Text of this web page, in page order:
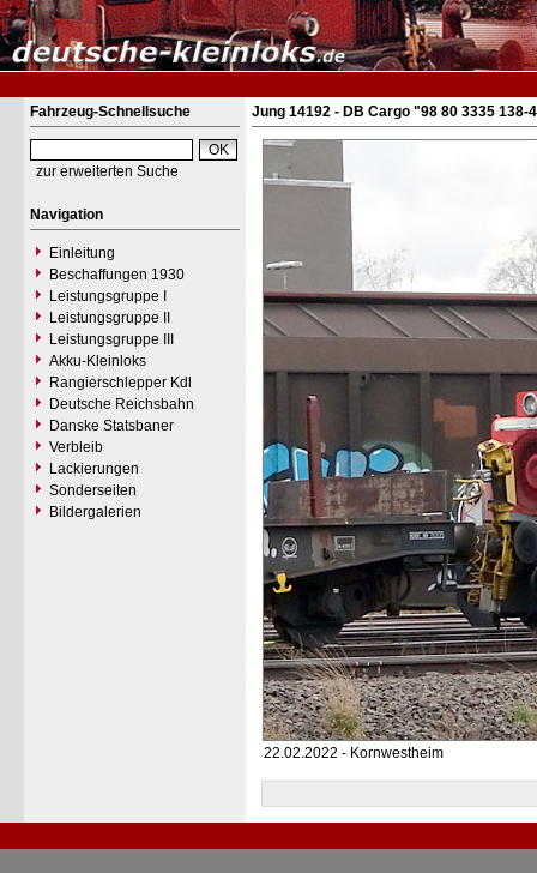
Fahrzeug-Schnellsuche
zur erweiterten Suche
Navigation
Einleitung
Beschaffungen 1930
Leistungsgruppe I
Leistungsgruppe II
Leistungsgruppe III
Akku-Kleinloks
Rangierschlepper Kdl
Deutsche Reichsbahn
Danske Statsbaner
Verbleib
Lackierungen
Sonderseiten
Bildergalerien
Jung 14192 - DB Cargo "98 80 3335 138-
22.02.2022 - Kornwestheim